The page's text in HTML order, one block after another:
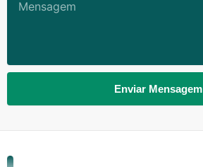
Enviar Mensagem